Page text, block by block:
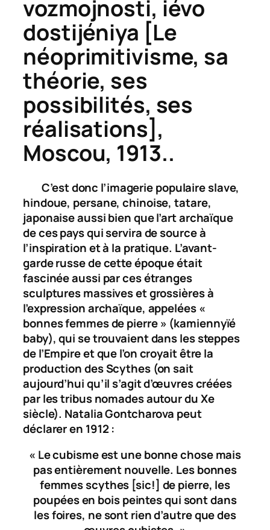
vozmojnosti, iévo
dostijéniya [Le
néoprimitivisme, sa
théorie, ses
possibilités, ses
réalisations],
Moscou, 1913..
C’est donc l’imagerie populaire slave,
hindoue, persane, chinoise, tatare,
japonaise aussi bien que l’art archaïque
de ces pays qui servira de source à
l’inspiration et à la pratique. L’avant-
garde russe de cette époque était
fascinée aussi par ces étranges
sculptures massives et grossières à
l’expression archaïque, appelées «
bonnes femmes de pierre » (kamiennyïé
baby), qui se trouvaient dans les steppes
de l’Empire et que l’on croyait être la
production des Scythes (on sait
aujourd’hui qu’il s’agit d’œuvres créées
par les tribus nomades autour du Xe
siècle). Natalia Gontcharova peut
déclarer en 1912 :
« Le cubisme est une bonne chose mais
pas entièrement nouvelle. Les bonnes
femmes scythes [sic!] de pierre, les
poupées en bois peintes qui sont dans
les foires, ne sont rien d’autre que des